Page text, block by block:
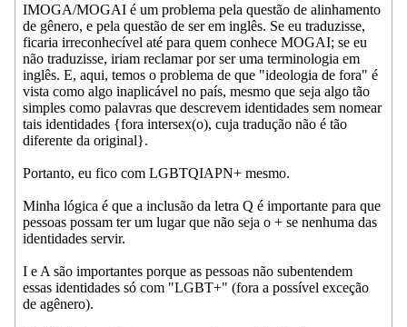
IMOGA/MOGAI é um problema pela questão de alinhamento
de gênero, e pela questão de ser em inglês. Se eu traduzisse,
ficaria irreconhecível até para quem conhece MOGAI; se eu
não traduzisse, iriam reclamar por ser uma terminologia em
inglês. E, aqui, temos o problema de que "ideologia de fora" é
vista como algo inaplicável no país, mesmo que seja algo tão
simples como palavras que descrevem identidades sem nomear
tais identidades {fora intersex(o), cuja tradução não é tão
diferente da original}.
Portanto, eu fico com LGBTQIAPN+ mesmo.
Minha lógica é que a inclusão da letra Q é importante para que
pessoas possam ter um lugar que não seja o + se nenhuma das
identidades servir.
I e A são importantes porque as pessoas não subentendem
essas identidades só com "LGBT+" (fora a possível exceção
de agênero).